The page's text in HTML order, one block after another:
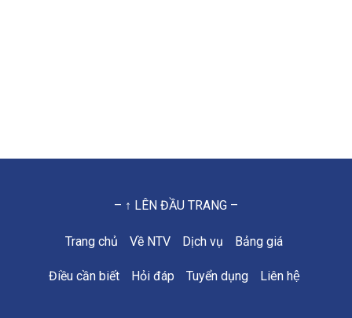
– ↑ LÊN ĐẦU TRANG –
Trang chủ Về NTV Dịch vụ Bảng giá
Điều cần biết Hỏi đáp Tuyển dụng Liên hệ